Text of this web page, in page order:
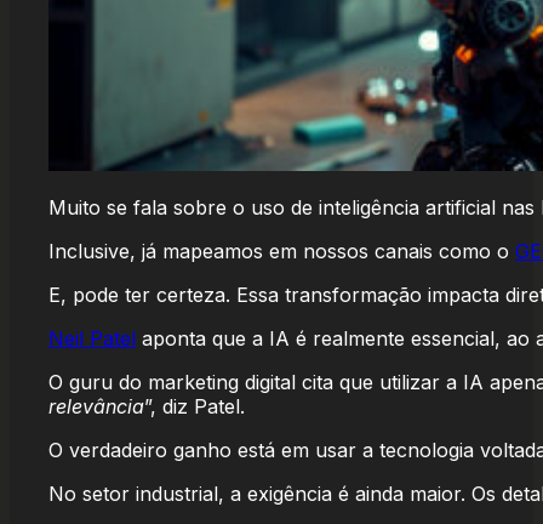
Muito se fala sobre o uso de inteligência artificial nas
Inclusive, já mapeamos em nossos canais como o
E, pode ter certeza. Essa transformação impacta
Neil Patel aponta que a IA é realmente essencial,
O guru do marketing digital cita que utilizar a IA
relevância”, diz Patel.
O verdadeiro ganho está em usar a tecnologia
No setor industrial, a exigência é ainda maior. Os